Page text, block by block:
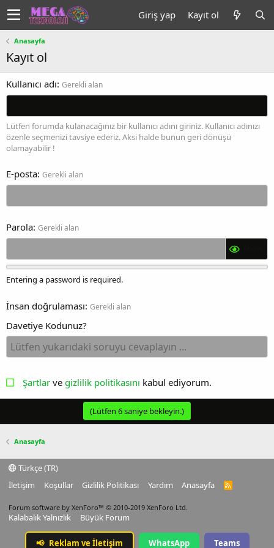
Giriş yap Kayıt ol
Anasayfa
Kayıt ol
Kullanıcı adı Gerekli alan
Lütfen forumda kulanacağınız bir kullanıcı adını giriniz. Kullanıcı adınızı
özenle seçmenizi tavsiye ederiz. Aksi halde bunun geri dönüşü
olamayabilir !
E-posta Gerekli alan
Parola Gerekli alan
Entering a password is required.
İnsan doğrulaması Gerekli alan
Davetiye Kodunuz?
Şartlar ve gizlilik politikasını kabul ediyorum.
(Lütfen 6saniye bekleyin.)
Anasayfa
Türkçe (TR)
İletişim
Koşullar Gizlilik Politikası Yardım Anasayfa
R
Forum software by XenForo™ © 2010-2019 XenForo Ltd.
Kalabalık Yalnızlık Büyük Forum
📢 Reklam ve İletişim WhatsApp Teams